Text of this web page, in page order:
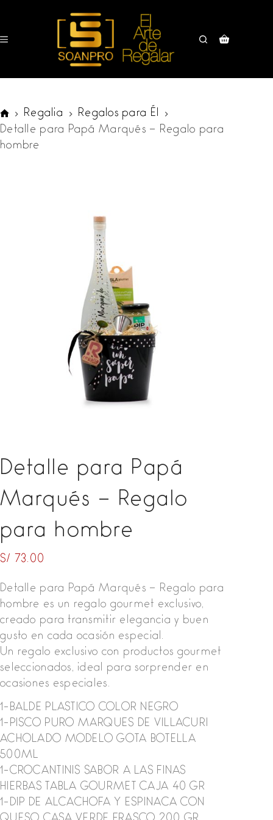
contenido
Carro
compra
SOANPRO
Regalia
Regalos para Él
Detalle para Papá Marqués – Regalo para
hombre
Detalle para Papá
Marqués – Regalo
para hombre
S/ 73.00
Detalle para Papá Marqués – Regalo para
hombre es un regalo gourmet exclusivo,
creado para transmitir elegancia y buen
gusto en cada ocasión especial.
Un regalo exclusivo con productos gourmet
seleccionados, ideal para sorprender en
ocasiones especiales.
1-BALDE PLASTICO COLOR NEGRO
1-PISCO PURO MARQUES DE VILLACURI
ACHOLADO MODELO GOTA BOTELLA
500ML
1-CROCANTINIS SABOR A LAS FINAS
HIERBAS TABLA GOURMET CAJA 40 GR
1-DIP DE ALCACHOFA Y ESPINACA CON